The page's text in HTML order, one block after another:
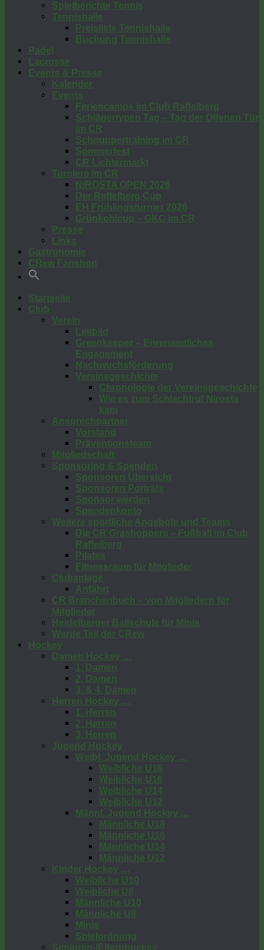
Spielberichte Tennis
Tennishalle
Preisliste Tennishalle
Buchung Tennishalle
Padel
Lacrosse
Events & Presse
Kalender
Events
Feriencamps im Club Raffelberg
Schlägertypen Tag – Tag der Offenen Tür
im CR
Schnuppertraining im CR
Sommerfest
CR Lichtermarkt
Turniere im CR
NIROSTA OPEN 2026
Der Raffelberg Cup
EH Frühlingsturnier 2026
Grünkohlcup – GKC im CR
Presse
Links
Gastronomie
CRew Fanshop
Startseite
Club
Verein
Leitbild
Greenkeeper – Ehrenamtliches
Engagement
Nachwuchsförderung
Vereinsgeschichte
Chronologie der Vereinsgeschichte
Wie es zum Schlachtruf Nirosta
kam
Ansprechpartner
Vorstand
Präventionsteam
Mitgliedschaft
Sponsoring & Spenden
Sponsoren Übersicht
Sponsoren Porträts
Sponsor werden
Spendenkonto
Weitere sportliche Angebote und Teams
Die CR Grashoppers – Fußball im Club
Raffelberg
Pilates
Fitnessraum für Mitglieder
Clubanlage
Anfahrt
CR Branchenbuch – von Mitgliedern für
Mitglieder
Heidelberger Ballschule für Minis
Werde Teil der CRew
Hockey
Damen Hockey …
1. Damen
2. Damen
3. & 4. Damen
Herren Hockey …
1. Herren
2. Herren
3. Herren
Jugend Hockey
Weibl. Jugend Hockey …
Weibliche U18
Weibliche U16
Weibliche U14
Weibliche U12
Männl. Jugend Hockey …
Männliche U18
Männliche U16
Männliche U14
Männliche U12
Kinder Hockey …
Weibliche U10
Weibliche U8
Männliche U10
Männliche U8
Minis
Spielordnung
Senioren-/Elternhockey